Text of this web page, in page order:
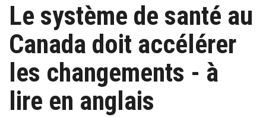
Le système de santé au
Canada doit accélérer
les changements - à
lire en anglais